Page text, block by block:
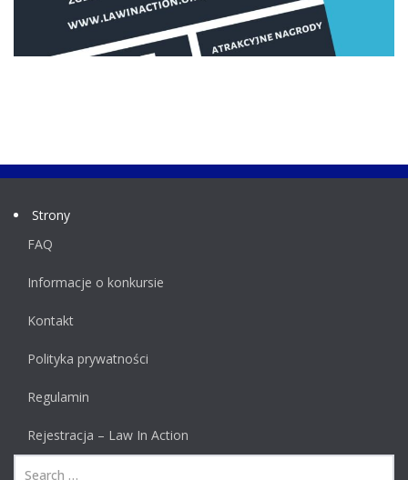
Strony
FAQ
Informacje o konkursie
Kontakt
Polityka prywatności
Regulamin
Rejestracja – Law In Action